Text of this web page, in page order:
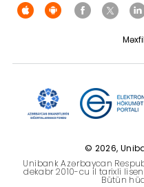
© 2026,
Unibank Azərbaycan
dekabr 2010-cu il tarixli
Bütün